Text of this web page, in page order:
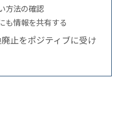
方法の確認
も情報を共有する
止をポジティブに受け